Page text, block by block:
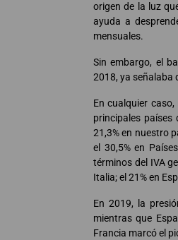
origen de la luz
ayuda a
mensuales.
Sin embargo, el
2018, ya señalaba
En cualquier
principales
21,3% en nuestro
el 30,5% en
términos del IVA
Italia; el 21% en
En 2019, la
mientras que
Francia marcó el